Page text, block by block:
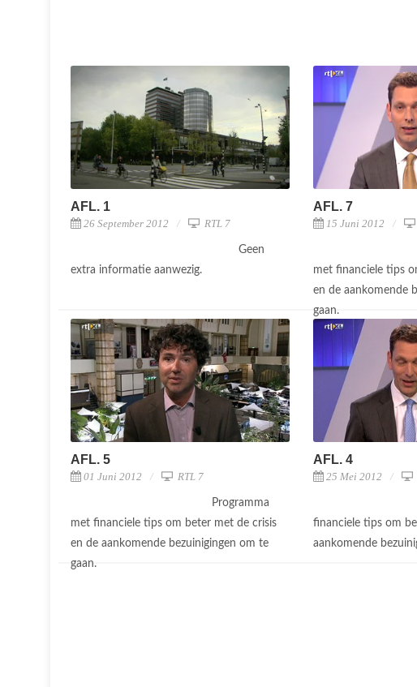
AFL. 1
26 September 2012 RTL 7
Geen
extra informatie aanwezig.
AFL. 7
15 Juni 2012
met financiele tips
en de aankomende
gaan.
AFL. 5
01 Juni 2012 RTL 7
Programma
met financiele tips om beter met de crisis
en de aankomende bezuinigingen om te
gaan.
AFL. 4
25 Mei 2012
financiele tips om
aankomende